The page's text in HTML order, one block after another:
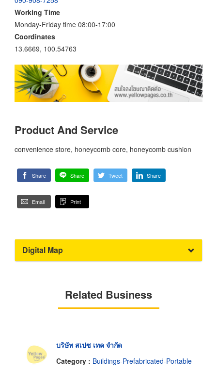
Working Time
Monday-Friday time 08:00-17:00
Coordinates
13.6669, 100.54763
Product And Service
convenience store, honeycomb core, honeycomb cushion
Share Share Tweet Share
Email Print
Digital Map
Related Business
บริษัท สเปซ เทค จำกัด
Category : Buildings-Prefabricated-Portable